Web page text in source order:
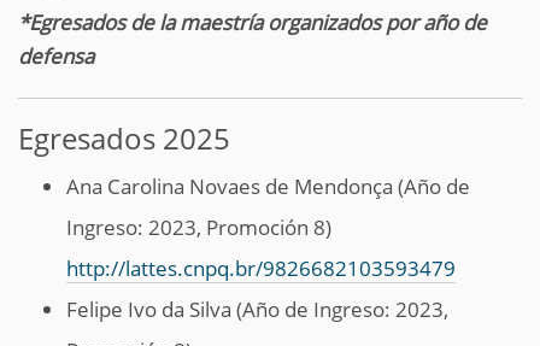
*Egresados de la maestría organizados por año de
defensa
Egresados 2025
Ana Carolina Novaes de Mendonça (Año de
Ingreso: 2023, Promoción 8)
http://lattes.cnpq.br/9826682103593479
Felipe Ivo da Silva (Año de Ingreso: 2023,